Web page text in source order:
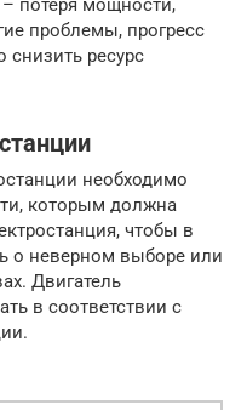
потеря мощности,
проблемы, прогресс
снизить ресурс
необходимо
которым должна
чтобы в
о неверном выборе или
Двигатель
в соответствии с